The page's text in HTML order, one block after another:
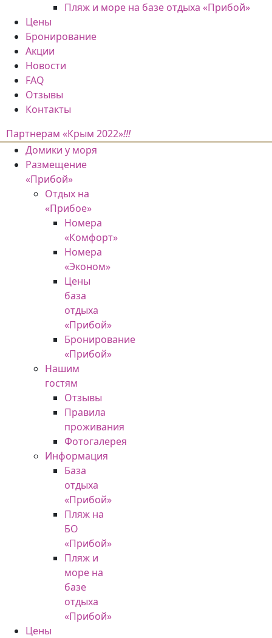
Пляж и море на базе отдыха «Прибой»
Цены
Бронирование
Акции
Новости
FAQ
Отзывы
Контакты
Партнерам «Крым 2022»!!!
Домики у моря
Размещение
«Прибой»
Отдых на
«Прибое»
Номера
«Комфорт»
Номера
«Эконом»
Цены
база
отдыха
«Прибой»
Бронирование
«Прибой»
Нашим
гостям
Отзывы
Правила
проживания
Фотогалерея
Информация
База
отдыха
«Прибой»
Пляж на
БО
«Прибой»
Пляж и
море на
базе
отдыха
«Прибой»
Цены